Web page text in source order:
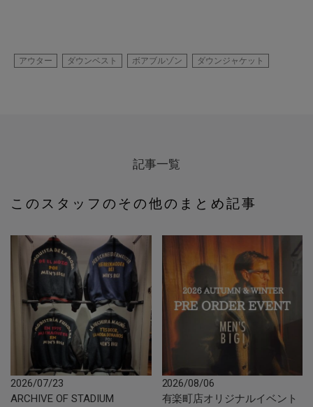
アウター ダウンベスト ボアブルゾン ダウンジャケット
記事一覧
このスタッフのその他のまとめ記事
2026/07/23
ARCHIVE OF STADIUM
2026/08/06
有楽町店オリジナルイベント